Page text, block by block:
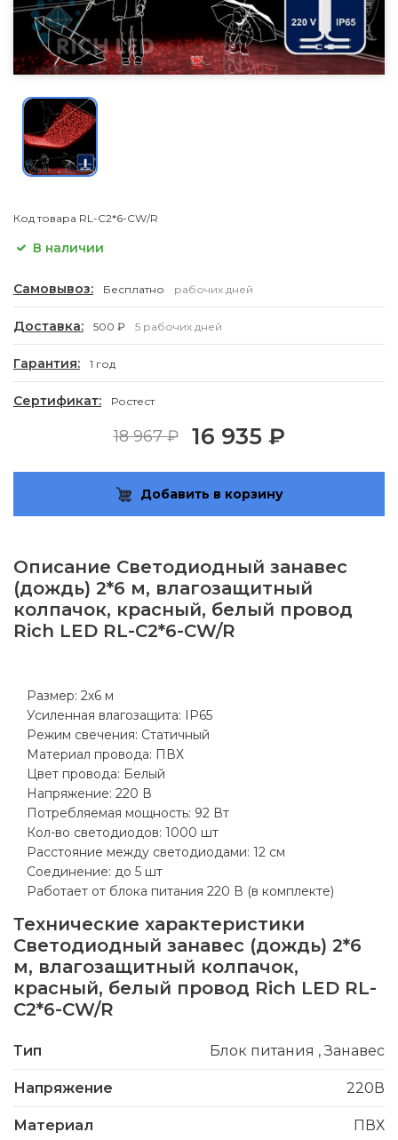
Код товара RL-C2*6-CW/R
В наличии
Самовывоз: Бесплатно рабочих дней
Доставка: 500 ₽ 5 рабочих дней
Гарантия: 1 год
Сертификат: Ростест
18 967 ₽ 16 935 ₽
Добавить в корзину
Описание Светодиодный занавес
(дождь) 2*6 м, влагозащитный
колпачок, красный, белый провод
Rich LED RL-C2*6-CW/R
Размер: 2х6 м
Усиленная влагозащита: IP65
Режим свечения: Статичный
Материал провода: ПВХ
Цвет провода: Белый
Напряжение: 220 В
Потребляемая мощность: 92 Вт
Кол-во светодиодов: 1000 шт
Расстояние между светодиодами: 12 см
Соединение: до 5 шт
Работает от блока питания 220 В (в комплекте)
Технические характеристики
Светодиодный занавес (дождь) 2*6
м, влагозащитный колпачок,
красный, белый провод Rich LED RL-
C2*6-CW/R
Тип Блок питания ,Занавес
Напряжение 220В
Материал ПВХ